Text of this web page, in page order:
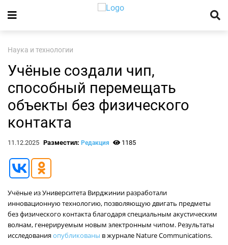
Наука и технологии
Учёные создали чип,
способный перемещать
объекты без физического
контакта
11.12.2025 Разместил: Редакция 1185
Учёные из Университета Вирджинии разработали
инновационную технологию, позволяющую двигать предметы
без физического контакта благодаря специальным акустическим
волнам, генерируемым новым электронным чипом. Результаты
исследованияопубликованы в журнале Nature Communications.